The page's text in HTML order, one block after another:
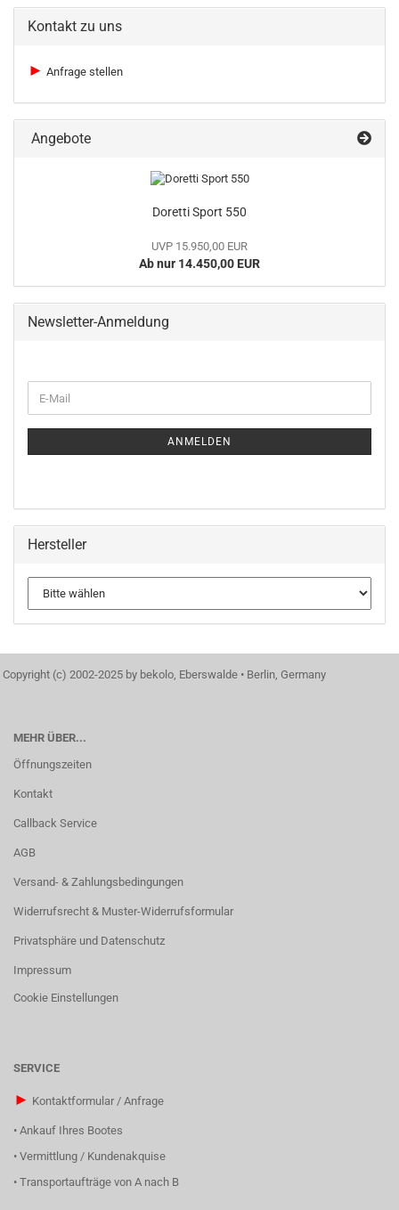
Kontakt zu uns
► Anfrage stellen
Angebote
Doretti Sport 550
UVP 15.950,00 EUR
Ab nur 14.450,00 EUR
Newsletter-Anmeldung
ZUR
E-
Mail
ANMELDEN
Hersteller
Copyright (c) 2002-2025 by bekolo, Eberswalde • Berlin, Germany
MEHR ÜBER...
Öffnungszeiten
Kontakt
Callback Service
AGB
Versand- & Zahlungsbedingungen
Widerrufsrecht & Muster-Widerrufsformular
Privatsphäre und Datenschutz
Impressum
Cookie Einstellungen
SERVICE
► Kontaktformular / Anfrage
• Ankauf Ihres Bootes
• Vermittlung / Kundenakquise
• Transportaufträge von A nach B